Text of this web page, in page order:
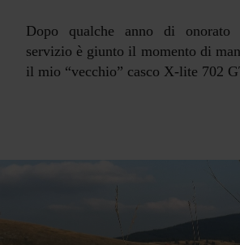
Dopo qualche anno di onorato
servizio è giunto il momento di
il mio “vecchio” casco X-lite 702